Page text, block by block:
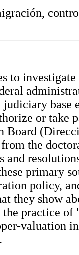
to
judiciary base
or take
Board
the
and
primary
policy,
they show
practice of
valuation